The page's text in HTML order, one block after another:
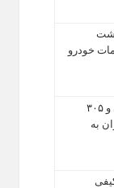
گشت
خودرو
بازگشت بیش از یک میلیون و ۳۰۵
به